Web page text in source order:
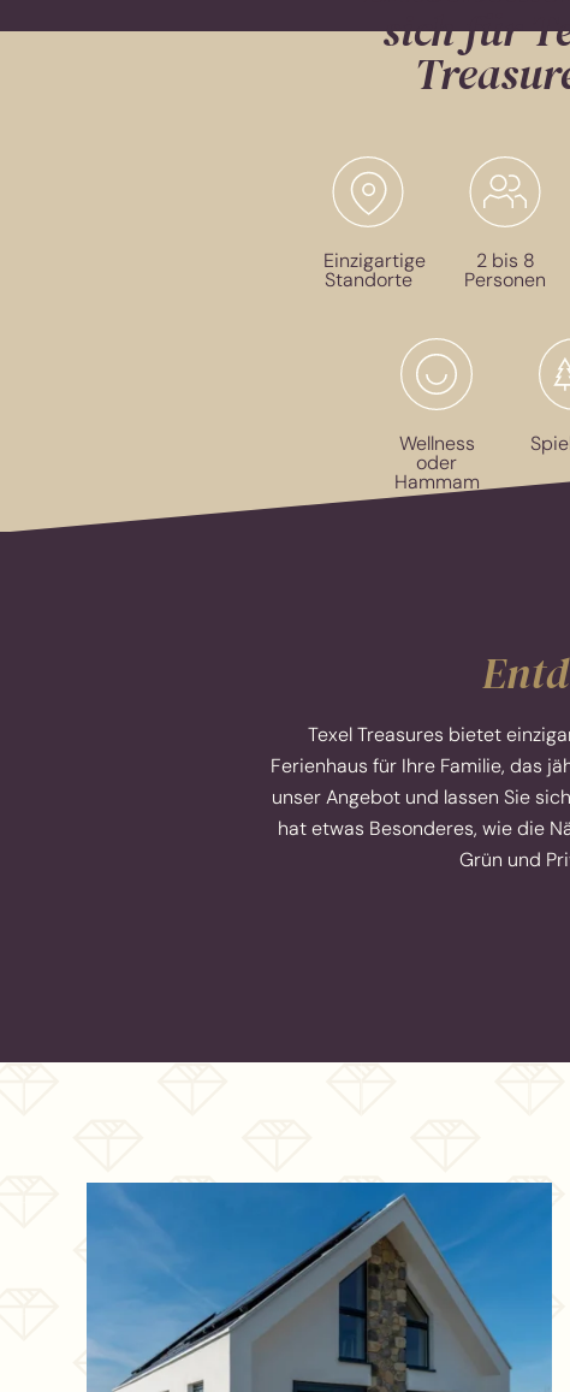
sich für
Einzigartige
Standorte
2 bis 8
Personen
Wellness
oder
Hammam
Texel Treasures bietet
Ferienhaus für Ihre Familie, das
unser Angebot und lassen Sie
hat etwas Besonderes, wie die
Grün und